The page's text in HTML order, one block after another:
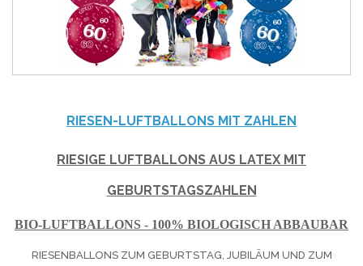
RIESEN-LUFTBALLONS MIT ZAHLEN
RIESIGE LUFTBALLONS AUS LATEX MIT
GEBURTSTAGSZAHLEN
BIO-LUFTBALLONS - 100% BIOLOGISCH ABBAUBAR
RIESENBALLONS ZUM GEBURTSTAG, JUBILÄUM UND ZUM